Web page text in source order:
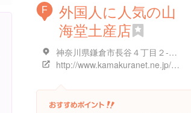
F
外国人に人気の山
海堂土産店
神奈川県鎌倉市長谷４丁目２-２６
http://www.kamakuranet.ne.jp/~sankaido/